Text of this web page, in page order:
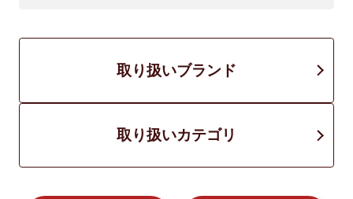
取り扱いブランド
取り扱いカテゴリ